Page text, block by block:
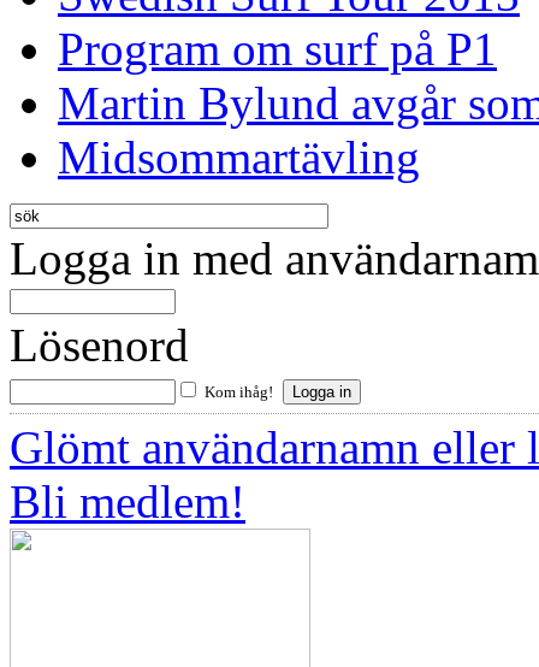
Program om surf på P1
Martin Bylund avgår
Midsommartävling
Logga in med
Lösenord
Kom ihåg!
Glömt användarnamn eller
Bli medlem!